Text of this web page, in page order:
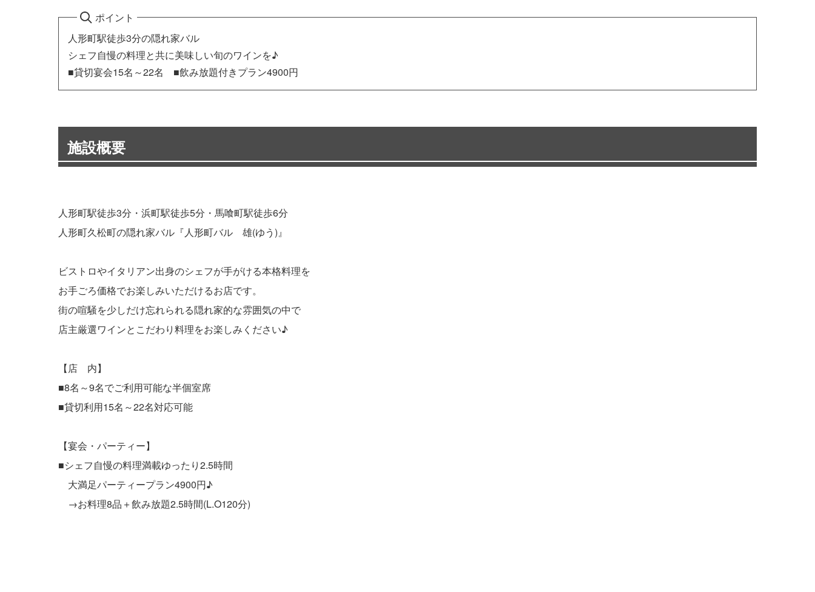
ポイント
人形町駅徒歩3分の隠れ家バル
シェフ自慢の料理と共に美味しい旬のワインを♪
■貸切宴会15名～22名 ■飲み放題付きプラン4900円
施設概要
人形町駅徒歩3分・浜町駅徒歩5分・馬喰町駅徒歩6分
人形町久松町の隠れ家バル『人形町バル 雄(ゆう)』
ビストロやイタリアン出身のシェフが手がける本格料理を
お手ごろ価格でお楽しみいただけるお店です。
街の喧騒を少しだけ忘れられる隠れ家的な雰囲気の中で
店主厳選ワインとこだわり料理をお楽しみください♪
【店 内】
■8名～9名でご利用可能な半個室席
■貸切利用15名～22名対応可能
【宴会・パーティー】
■シェフ自慢の料理満載ゆったり2.5時間
大満足パーティープラン4900円♪
→お料理8品＋飲み放題2.5時間(L.O120分)